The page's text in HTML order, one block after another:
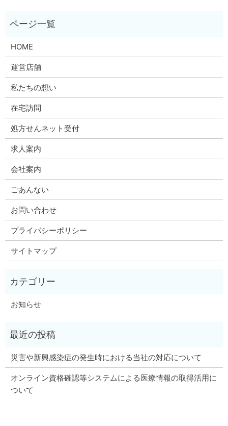
HOME
運営店舗
私たちの想い
在宅訪問
処方せんネット受付
求人案内
会社案内
ごあんない
お問い合わせ
プライバシーポリシー
サイトマップ
お知らせ
災害や新興感染症の発生時における当社の対応について
オンライン資格確認等システムによる医療情報の取得活用に
ついて